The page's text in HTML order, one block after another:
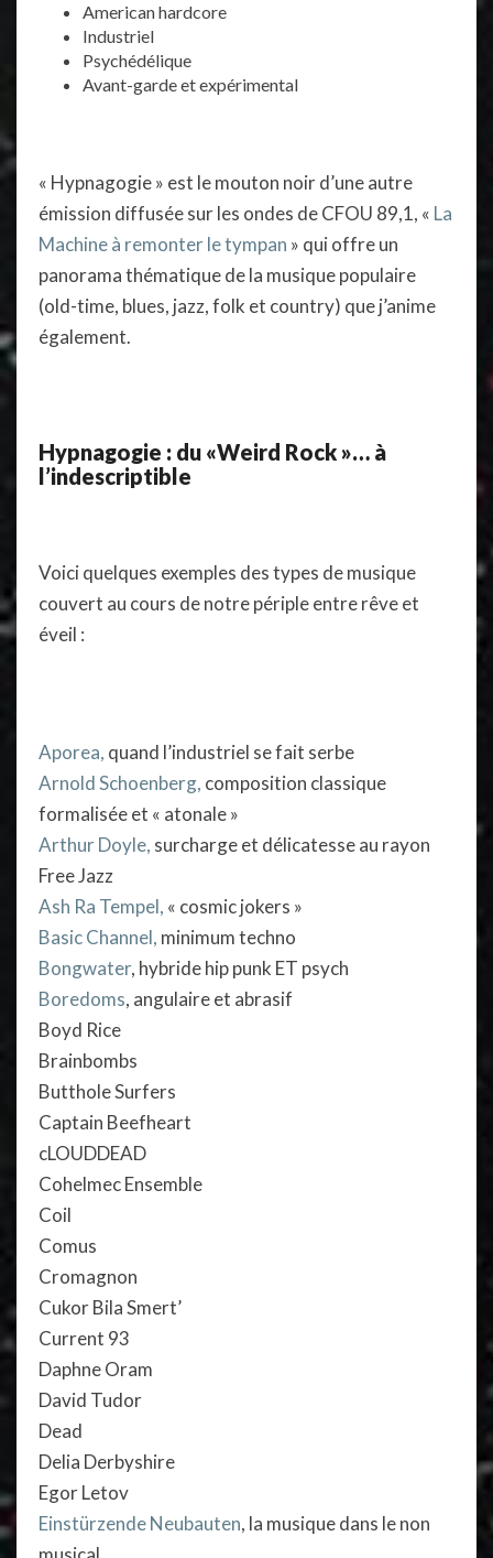
American hardcore
Industriel
Psychédélique
Avant-garde et expérimental
« Hypnagogie » est le mouton noir d’une autre
émission diffusée sur les ondes de CFOU 89,1, « La
Machine à remonter le tympan » qui offre un
panorama thématique de la musique populaire
(old-time, blues, jazz, folk et country) que j’anime
également.
Hypnagogie : du «Weird Rock »… à
l’indescriptible
Voici quelques exemples des types de musique
couvert au cours de notre périple entre rêve et
éveil :
Aporea, quand l’industriel se fait serbe
Arnold Schoenberg, composition classique
formalisée et « atonale »
Arthur Doyle, surcharge et délicatesse au rayon
Free Jazz
Ash Ra Tempel, « cosmic jokers »
Basic Channel, minimum techno
Bongwater, hybride hip punk ET psych
Boredoms, angulaire et abrasif
Boyd Rice
Brainbombs
Butthole Surfers
Captain Beefheart
cLOUDDEAD
Cohelmec Ensemble
Coil
Comus
Cromagnon
Cukor Bila Smert’
Current 93
Daphne Oram
David Tudor
Dead
Delia Derbyshire
Egor Letov
Einstürzende Neubauten, la musique dans le non